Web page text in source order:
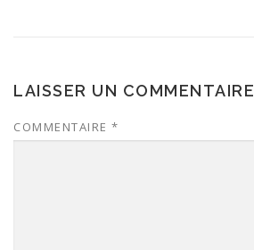
LAISSER UN COMMENTAIRE
COMMENTAIRE *